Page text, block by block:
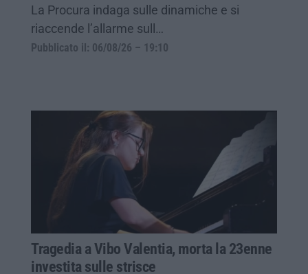
La Procura indaga sulle dinamiche e si
riaccende l’allarme sull…
Pubblicato il: 06/08/26 – 19:10
Tragedia a Vibo Valentia, morta la 23enne
investita sulle strisce